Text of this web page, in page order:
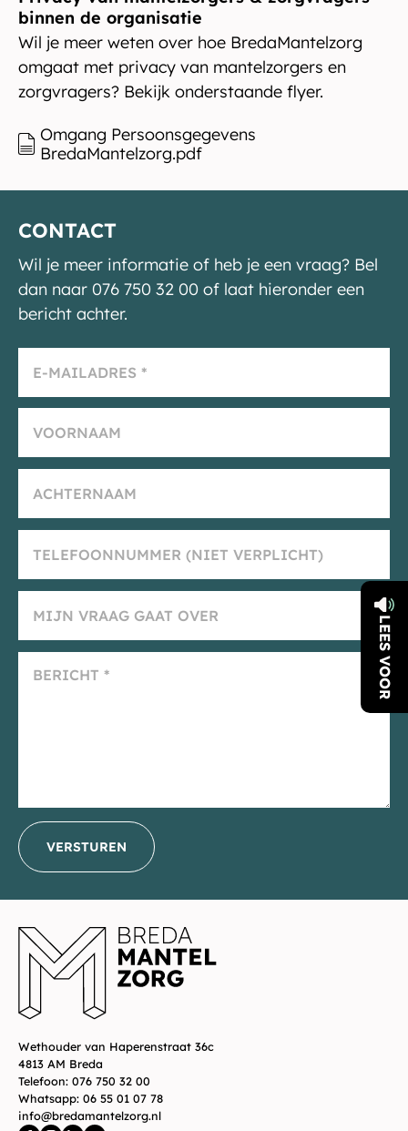
binnen de organisatie
Wil je meer weten over hoe BredaMantelzorg
omgaat met privacy van mantelzorgers en
zorgvragers? Bekijk onderstaande flyer.
Omgang Persoonsgegevens
BredaMantelzorg.pdf
CONTACT
Wil je meer informatie of heb je een vraag? Bel
dan naar 076 750 32 00 of laat hieronder een
bericht achter.
VERSTUREN
Wethouder van Haperenstraat 36c
4813 AM Breda
Telefoon: 076 750 32 00
Whatsapp: 06 55 01 07 78
info@bredamantelzorg.nl
LEES VOOR